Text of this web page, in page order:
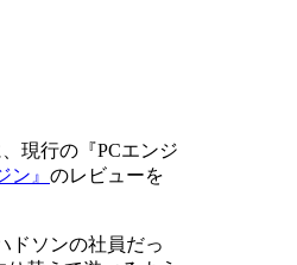
現行の『PCエンジ
ン』 のレビューを
ドソンの社員だっ